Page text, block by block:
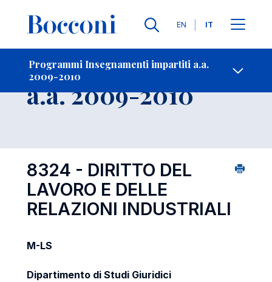
Lingue
EN IT
Programmi Insegnamenti impartiti a.a.
2009-2010
-
Insegnamento
a.a. 2009-2010
8324 - DIRITTO DEL
LAVORO E DELLE
RELAZIONI INDUSTRIALI
M-LS
Dipartimento di Studi Giuridici